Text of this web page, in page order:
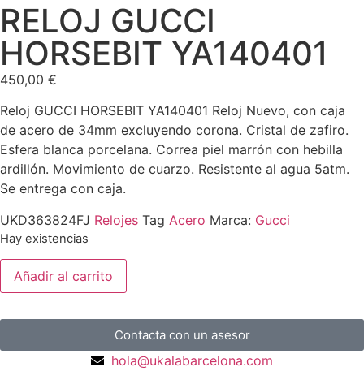
RELOJ GUCCI
HORSEBIT YA140401
450,00 €
Reloj GUCCI HORSEBIT YA140401 Reloj Nuevo, con caja
de acero de 34mm excluyendo corona. Cristal de zafiro.
Esfera blanca porcelana. Correa piel marrón con hebilla
ardillón. Movimiento de cuarzo. Resistente al agua 5atm.
Se entrega con caja.
UKD363824FJ Relojes Tag Acero Marca: Gucci
Hay existencias
Añadir al carrito
Contacta con un asesor
hola@ukalabarcelona.com